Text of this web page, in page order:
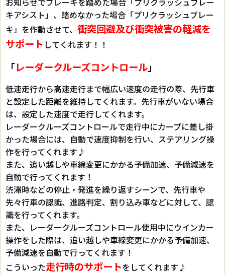
キアシスト」、踏めなかった場合「プリクラッシュブレー
キ」を作動させて、 衝突回避及び衝突被害の軽減を
サポート してくれます！！
「レーダークルーズコントロール」
低速走行から高速走行まで幅広い速度の走行の際、先行車
と設定した距離を維持してくれます。先行車がいない場合
は、設定した速度で走行してくれます。
レーダークルーズコントロールで走行中にカーブに差し掛
かった場合には、自動で速度抑制を行い、ステアリング操
作を行ってくれます♪
また、追い越しや車線変更にかかる予備加速、予備減速を
自動で行ってくれます！
渋滞時などの停止・発進を繰り返すシーンで、先行車や
先々行車の認識、進路判定、割り込み車などに対して、認
識を行ってくれます。
また、レーダークルーズコントロール使用中にウインカー
操作をした際は、追い越しや車線変更にかかる予備加速、
予備減速を自動で行ってくれます！
こういった走行時のサポートをしてくれます♪